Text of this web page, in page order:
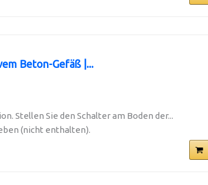
Beton-Gefäß |...
Stellen Sie den Schalter am Boden der...
(nicht enthalten).